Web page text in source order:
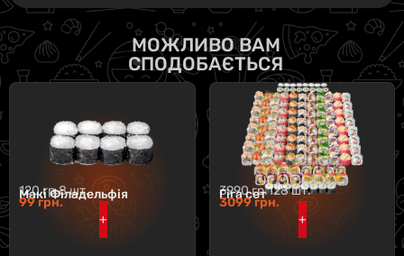
МОЖЛИВО ВАМ
СПОДОБАЄТЬСЯ
120 гр.8 шт.
Макі Філадельфія
99грн.
+
3990 гр.128 шт.
Гіга сет
3099грн.
+